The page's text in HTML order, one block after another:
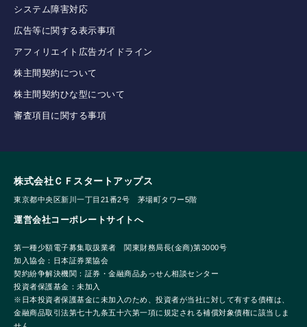
システム障害対応
広告等に関する表示事項
アフィリエイト広告ガイドライン
株主間契約について
株主間契約ひな型について
審査項目に関する事項
株式会社ＣＦスタートアップス
東京都中央区新川一丁目21番2号 茅場町タワー5階
運営会社コーポレートサイトへ
第一種少額電子募集取扱業者 関東財務局長(金商)第3000号
加入協会：日本証券業協会
契約紛争解決機関：証券・金融商品あっせん相談センター
投資者保護基金：未加入
※日本投資者保護基金に未加入のため、投資者が当社に対して有する債権は、
金融商品取引法第七十九条五十六第一項に規定される補償対象債権に該当しま